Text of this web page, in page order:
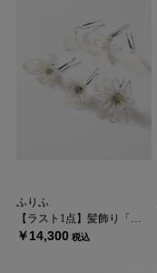
ふりふ
【ラスト1点】髪飾り「菊水引Uピン」
￥14,300 税込